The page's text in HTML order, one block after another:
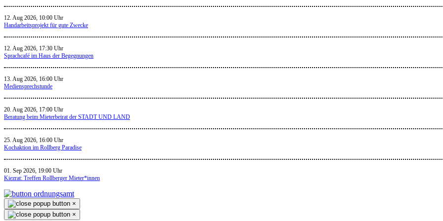
12. Aug 2026, 10:00 Uhr
Handarbeitsprojekt für gute Zwecke
12. Aug 2026, 17:30 Uhr
Sprachcafé im Haus der Begegnungen
13. Aug 2026, 16:00 Uhr
Mediensprechstunde
20. Aug 2026, 17:00 Uhr
Beratung beim Mieterbeirat der STADT UND LAND
25. Aug 2026, 16:00 Uhr
Kochaktion im Rollberg Paradise
01. Sep 2026, 19:00 Uhr
Kiezrat: Treffen Rollberger Mieter*innen
×
×